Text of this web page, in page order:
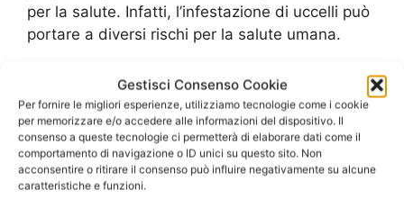
Gestisci Consenso Cookie
Per fornire le migliori esperienze, utilizziamo tecnologie come i cookie
per memorizzare e/o accedere alle informazioni del dispositivo. Il
consenso a queste tecnologie ci permetterà di elaborare dati come il
comportamento di navigazione o ID unici su questo sito. Non
acconsentire o ritirare il consenso può influire negativamente su alcune
caratteristiche e funzioni.
per la salute. Infatti, l’infestazione di uccelli può
portare a diversi rischi per la salute umana.
Uno dei principali rischi è rappresentato dalle
malattie trasportate dagli uccelli, come ad
esempio la salmonellosi, la psittacosi e la
criptococcosi. Queste malattie possono essere
trasmesse attraverso le feci degli uccelli e
possono causare gravi problemi di salute,